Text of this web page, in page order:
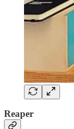
Reaper